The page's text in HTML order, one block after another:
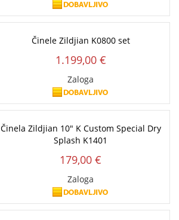
Činele Zildjian K0800 set
1.199,00 €
Zaloga
Činela Zildjian 10" K Custom Special Dry
Splash K1401
179,00 €
Zaloga